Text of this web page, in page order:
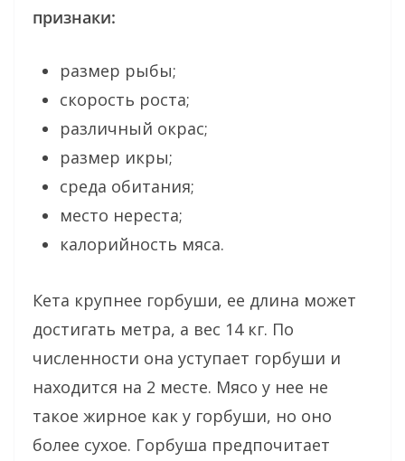
признаки:
размер рыбы;
скорость роста;
различный окрас;
размер икры;
среда обитания;
место нереста;
калорийность мяса.
Кета крупнее горбуши, ее длина может
достигать метра, а вес 14 кг. По
численности она уступает горбуши и
находится на 2 месте. Мясо у нее не
такое жирное как у горбуши, но оно
более сухое. Горбуша предпочитает